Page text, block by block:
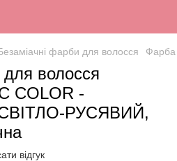
фарби для волосся Фарба
волосся
COLOR -
РУСЯВИЙ,
відгук